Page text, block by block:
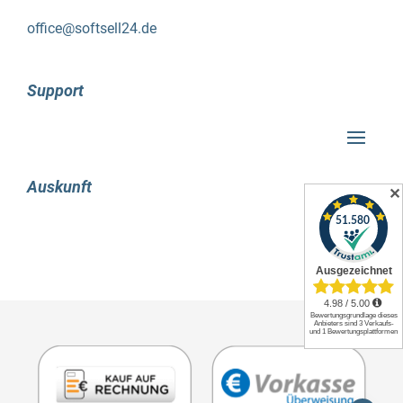
direkt per hand beschriftet werden können.
verbessert, da das hinzufügen spezieller formen
verschiedene arten von diagrammen
mit microsoft visio professional 2019
zu erstellen. welche sind das genau?
flussdiagramme
office@softsell24.de
Support
Auskunft ✕